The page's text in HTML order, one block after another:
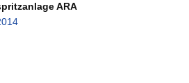
ARA